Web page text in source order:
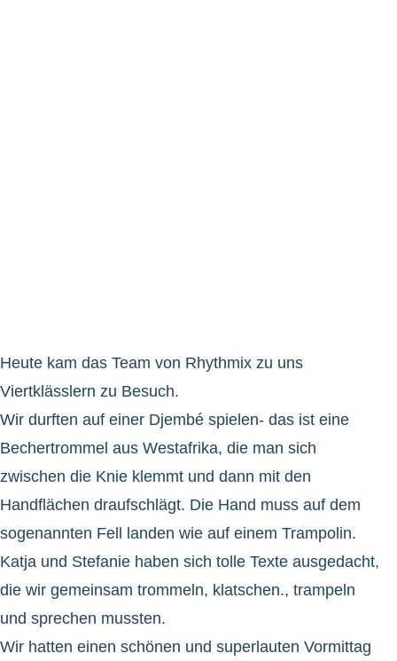
Heute kam das Team von Rhythmix zu uns
Viertklässlern zu Besuch.
Wir durften auf einer Djembé spielen- das ist eine
Bechertrommel aus Westafrika, die man sich
zwischen die Knie klemmt und dann mit den
Handflächen draufschlägt. Die Hand muss auf dem
sogenannten Fell landen wie auf einem Trampolin.
Katja und Stefanie haben sich tolle Texte ausgedacht,
die wir gemeinsam trommeln, klatschen., trampeln
und sprechen mussten.
Wir hatten einen schönen und superlauten Vormittag